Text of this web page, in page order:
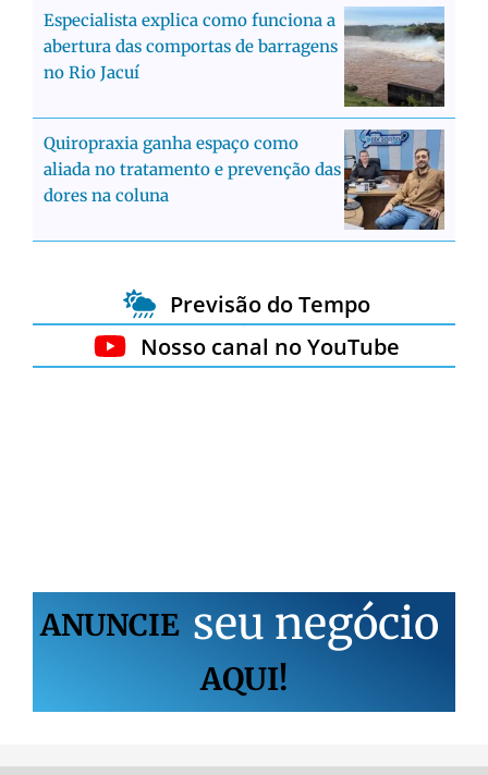
Especialista explica como funciona a
abertura das comportas de barragens
no Rio Jacuí
Quiropraxia ganha espaço como
aliada no tratamento e prevenção das
dores na coluna
Previsão do Tempo
Nosso canal no YouTube
ANUNCIE seu negócio
AQUI!